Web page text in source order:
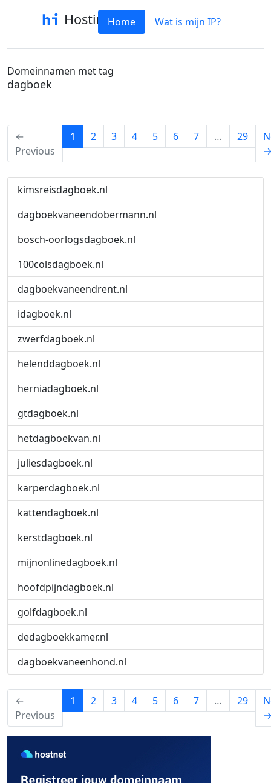
HostinfoHome Wat is mijn IP?
Domeinnamen met tag
dagboek
←
Previous
1 (current)
2 3 4 5 6 7 … 29
kimsreisdagboek.nl
dagboekvaneendobermann.nl
bosch-oorlogsdagboek.nl
100colsdagboek.nl
dagboekvaneendrent.nl
idagboek.nl
zwerfdagboek.nl
helenddagboek.nl
herniadagboek.nl
gtdagboek.nl
hetdagboekvan.nl
juliesdagboek.nl
karperdagboek.nl
kattendagboek.nl
kerstdagboek.nl
mijnonlinedagboek.nl
hoofdpijndagboek.nl
golfdagboek.nl
dedagboekkamer.nl
dagboekvaneenhond.nl
←
Previous
1 (current)
2 3 4 5 6 7 … 29